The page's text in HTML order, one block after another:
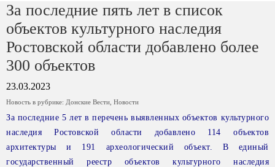
За последние пять лет в список
объектов культурного наследия
Ростовской области добавлено более
300 объектов
23.03.2023
Новость в рубрике: Донские Вести Новости
За последние 5 лет в перечень выявленных объектов культурного
наследия Ростовской области добавлено 114 объектов
архитектуры и 191 археологический объект. В единый
государственный реестр объектов культурного наследия